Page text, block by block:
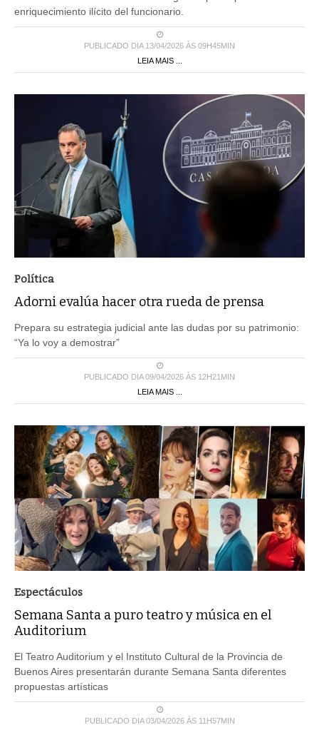
enriquecimiento ilícito del funcionario.
PUBLICADO DIA 13/04/2026 ÀS 09H45MIN
LEIA MAIS ...
Política
Adorni evalúa hacer otra rueda de prensa
Prepara su estrategia judicial ante las dudas por su patrimonio:
“Ya lo voy a demostrar”
PUBLICADO DIA 09/04/2026 ÀS 12H21MIN
LEIA MAIS ...
Espectáculos
Semana Santa a puro teatro y música en el
Auditorium
El Teatro Auditorium y el Instituto Cultural de la Provincia de
Buenos Aires presentarán durante Semana Santa diferentes
propuestas artísticas
PUBLICADO DIA 03/04/2026 ÀS 11H57MIN